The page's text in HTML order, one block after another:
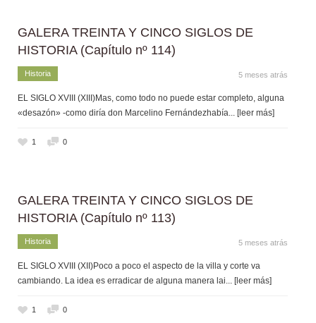
GALERA TREINTA Y CINCO SIGLOS DE
HISTORIA (Capítulo nº 114)
Historia 5 meses atrás
EL SIGLO XVIII (XIII)Mas, como todo no puede estar completo, alguna
«desazón» -como diría don Marcelino Fernándezhabía ... [leer más]
1 0
GALERA TREINTA Y CINCO SIGLOS DE
HISTORIA (Capítulo nº 113)
Historia 5 meses atrás
EL SIGLO XVIII (XII)Poco a poco el aspecto de la villa y corte va
cambiando. La idea es erradicar de alguna manera lai... [leer más]
1 0